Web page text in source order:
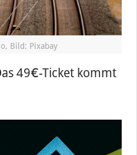
Bild: Pixabay
49€-Ticket kommt